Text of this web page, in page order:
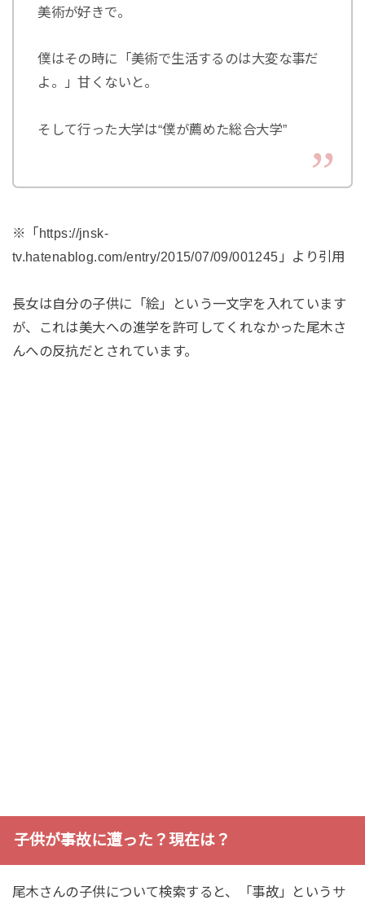
美術が好きで。
僕はその時に「美術で生活するのは大変な事だ
よ。」甘くないと。
そして行った大学は“僕が薦めた総合大学”
※「https://jnsk-
tv.hatenablog.com/entry/2015/07/09/001245」より引用
長女は自分の子供に「絵」という一文字を入れています
が、これは美大への進学を許可してくれなかった尾木さ
んへの反抗だとされています。
子供が事故に遭った？現在は？
尾木さんの子供について検索すると、「事故」というサ